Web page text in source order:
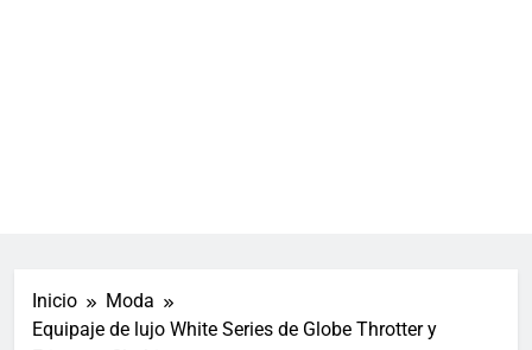
Inicio
Moda
Equipaje de lujo White Series de Globe Throtter y